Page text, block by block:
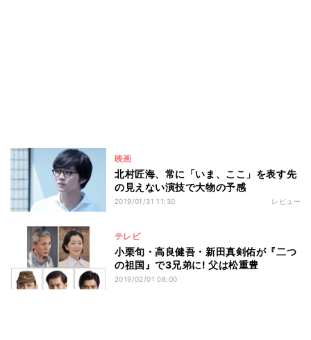
映画
北村匠海、常に「いま、ここ」を表す先
の見えない演技で大物の予感
2019/01/31 11:30 レビュー
テレビ
小栗旬・高良健吾・新田真剣佑が『二つ
の祖国』で3兄弟に! 父は松重豊
2019/02/01 06:00